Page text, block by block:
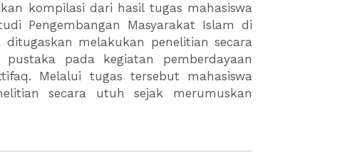
kompilasi dari hasil tugas mahasiswa
Pengembangan Masyarakat Islam di
melakukan penelitian secara
pada kegiatan pemberdayaan
Melalui tugas tersebut mahasiswa
secara utuh sejak merumuskan